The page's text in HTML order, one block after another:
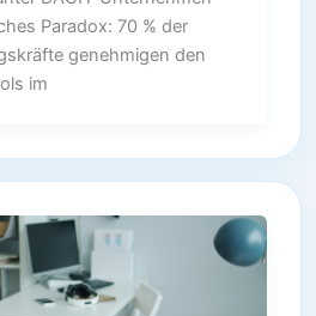
Paradox: 70 % der
genehmigen den
im